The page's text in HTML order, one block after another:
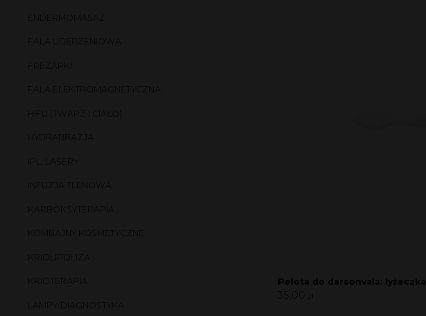
ENDERMOMASAŻ
FALA UDERZENIOWA
FREZARKI
FALA ELEKTROMAGNETYCZNA
HIFU (TWARZ I CIAŁO)
HYDRABRAZJA
IPL, LASERY
INFUZJA TLENOWA
KARBOKSYTERAPIA
KOMBAJNY KOSMETYCZNE
KRIOLIPOLIZA
KRIOTERAPIA
LAMPY/DIAGNOSTYKA
Pelota do darsonvala: łyżeczka
35,00